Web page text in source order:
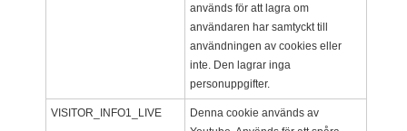
används för att lagra om
användaren har samtyckt till
användningen av cookies eller
inte. Den lagrar inga
personuppgifter.
VISITOR_INFO1_LIVE
Denna cookie används av